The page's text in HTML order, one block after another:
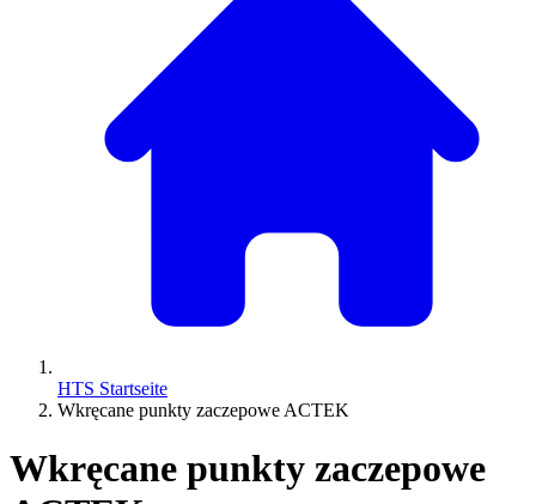
HTS Startseite
Wkręcane punkty zaczepowe ACTEK
Wkręcane punkty zaczepowe